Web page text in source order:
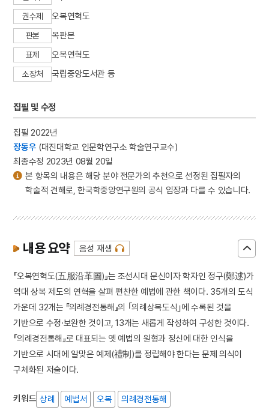
권수제 오복연혁도
판본 목판본
표제 오복연혁도
소장처 국립중앙도서관 등
집필 및 수정
집필 2022년
장동우 (대진대학교 인문학연구소 학술연구교수)
최종수정 2023년 08월 20일
본 항목의 내용은 해당 분야 전문가의 추천으로 선정된 집필자의
학술적 견해로, 한국학중앙연구원의 공식 입장과 다를 수 있습니다.
내용 요약 음성 재생
『오복연혁도(五服沿革圖)』는 조선시대 문신이자 학자인 정구(鄭逑)가
역대 상복 제도의 연혁을 살펴 편찬한 예법에 관한 책이다. 35개의 도식
가운데 32개는 『의례경전통해』의 ｢의례상복도식｣에 수록된 것을
기반으로 수정·보완한 것이고, 13개는 새롭게 작성하여 구성한 것이다.
『의례경전통해』로 대표되는 옛 예법의 원형과 정신에 대한 인식을
기반으로 시대에 알맞은 예제(禮制)를 정립해야 한다는 문제 의식이
구체화된 저술이다.
키워드 상례 예법서 오복 의례경전통해